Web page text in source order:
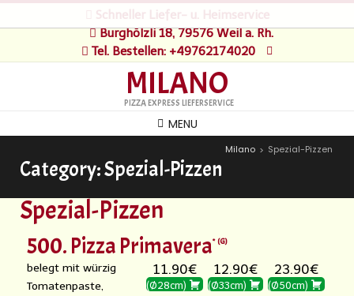
Schneller Liefer- u. Heimservice
Burghölzli 18, 79576 Weil a. Rh.
Tel. Bestellen: +49762174020
MILANO
PIZZA EXPRESS LIEFERSERVICE
MENU
Category:Spezial-Pizzen
Milano > Spezial-Pizzen
Spezial-Pizzen
500. Pizza Primavera G
11.90€
(Ø28cm)
12.90€
(Ø33cm)
23.90€
(Ø50cm)
belegt mit würzig
Tomatenpaste,